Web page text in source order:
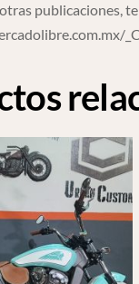
publicaciones,